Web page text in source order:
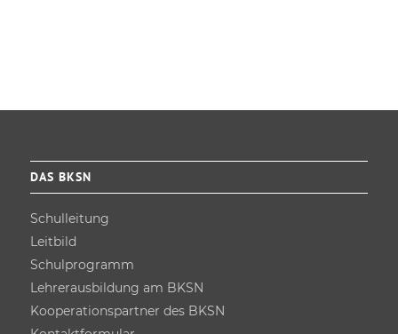
DAS BKSN
Schulleitung
Leitbild
Schulprogramm
Lehrer­ausbildung am BKSN
Kooperations­partner des BKSN